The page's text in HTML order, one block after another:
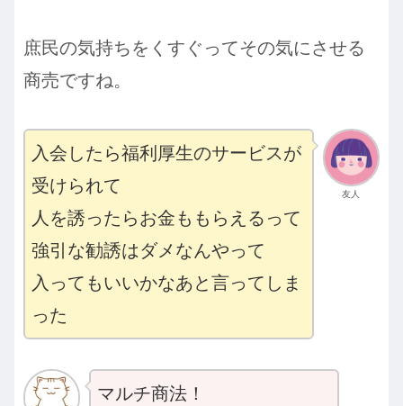
庶民の気持ちをくすぐってその気にさせる
商売ですね。
友人
入会したら福利厚生のサービスが
受けられて
人を誘ったらお金ももらえるって
強引な勧誘はダメなんやって
入ってもいいかなあと言ってしま
った
マルチ商法！